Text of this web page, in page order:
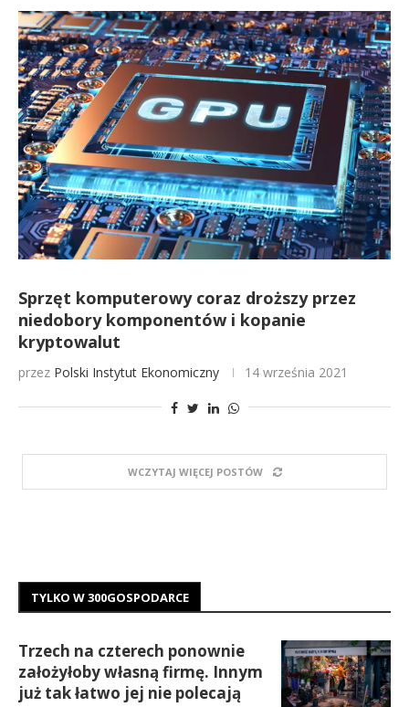
Sprzęt komputerowy coraz droższy przez
niedobory komponentów i kopanie
kryptowalut
przez Polski Instytut Ekonomiczny 14 września 2021
WCZYTAJ WIĘCEJ POSTÓW
TYLKO W 300GOSPODARCE
Trzech na czterech ponownie
założyłoby własną firmę. Innym
już tak łatwo jej nie polecają